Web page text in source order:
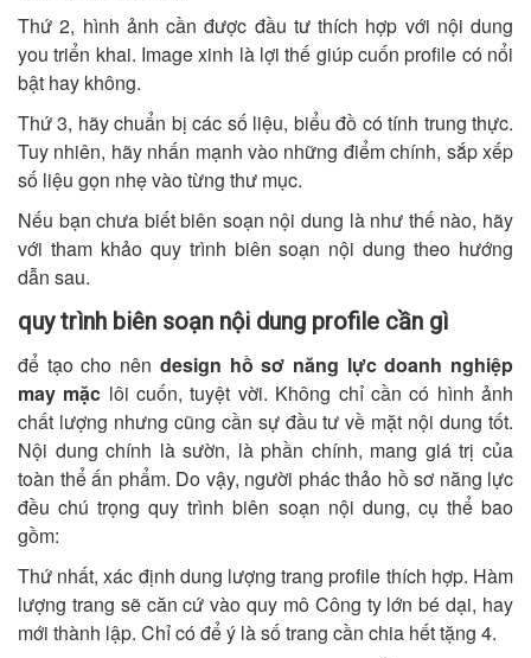
Thứ 2, hình ảnh cần được đầu tư thích hợp với nội dung
you triển khai. Image xinh là lợi thế giúp cuốn profile có nổi
bật hay không.
Thứ 3, hãy chuẩn bị các số liệu, biểu đồ có tính trung thực.
Tuy nhiên, hãy nhấn mạnh vào những điểm chính, sắp xếp
số liệu gọn nhẹ vào từng thư mục.
Nếu bạn chưa biết biên soạn nội dung là như thế nào, hãy
với tham khảo quy trình biên soạn nội dung theo hướng
dẫn sau.
quy trình biên soạn nội dung profile cần gì
để tạo cho nên design hồ sơ năng lực doanh nghiệp
may mặc lôi cuốn, tuyệt vời. Không chỉ cần có hình ảnh
chất lượng nhưng cũng cần sự đầu tư về mặt nội dung tốt.
Nội dung chính là sườn, là phần chính, mang giá trị của
toàn thể ấn phẩm. Do vậy, người phác thảo hồ sơ năng lực
đều chú trọng quy trình biên soạn nội dung, cụ thể bao
gồm:
Thứ nhất, xác định dung lượng trang profile thích hợp. Hàm
lượng trang sẽ căn cứ vào quy mô Công ty lớn bé dại, hay
mới thành lập. Chỉ có để ý là số trang cần chia hết tặng 4.